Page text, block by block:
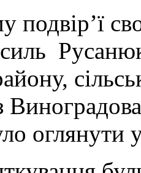
подвір’ї
оглянути